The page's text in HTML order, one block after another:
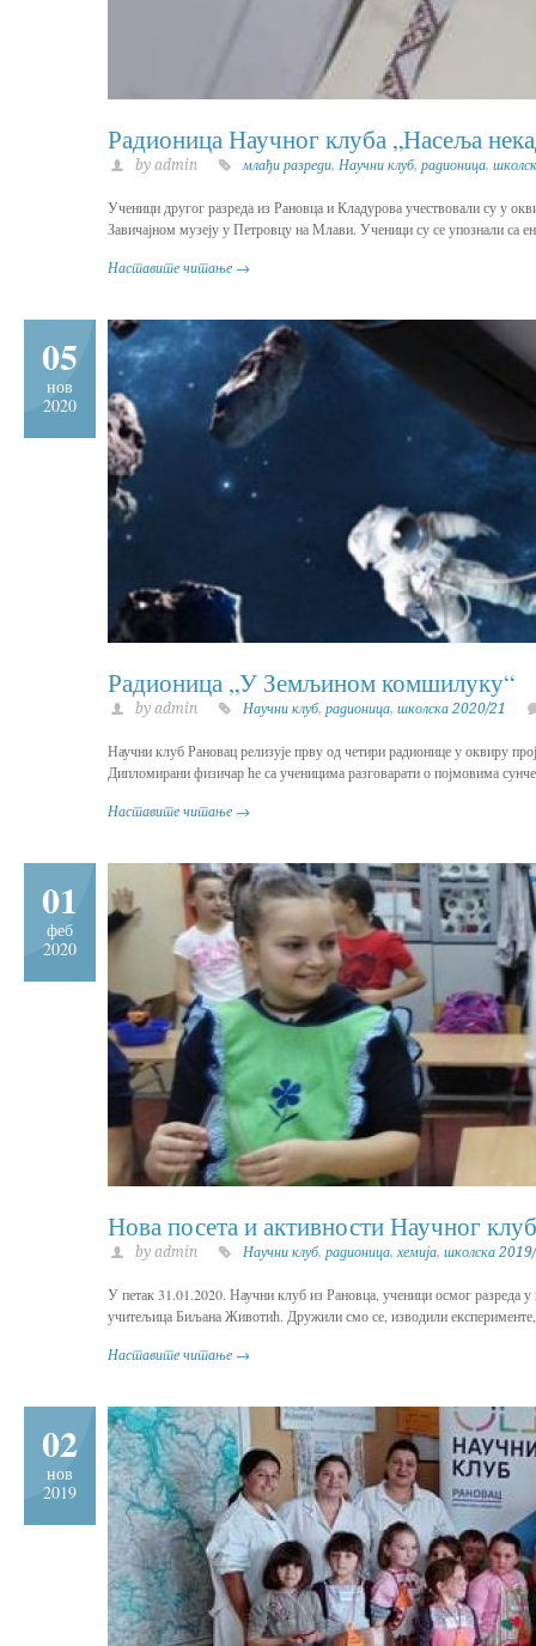
Радионица Научног клуба „Насеља
by admin млађи разреди, Научни клуб, радионица,
Ученици другог разреда из Рановца и Кладурова учествовали су у
Завичајном музеју у Петровцу на Млави. Ученици су се упознали са
Наставите читање →
05
нов
2020
Радионица „У Земљином комшилуку“
by admin Научни клуб, радионица, школска 2020/21
Научни клуб Рановац релизује прву од четири радионице у оквиру
Дипломирани физичар ће са ученицима разговарати о појмовима
Наставите читање →
01
феб
2020
Нова посета и активности Научног
by admin Научни клуб, радионица, хемија, школска
У петак 31.01.2020. Научни клуб из Рановца, ученици осмог
учитељица Биљана Животић. Дружили смо се, изводили
Наставите читање →
02
нов
2019